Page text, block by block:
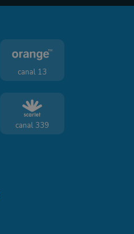
canal 13
canal 339